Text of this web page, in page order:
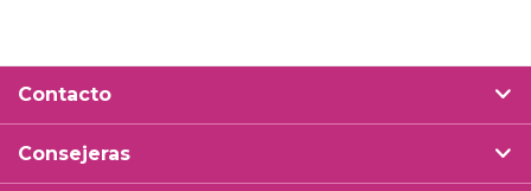
Contacto
Consejeras